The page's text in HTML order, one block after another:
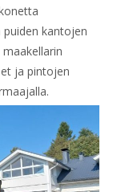
kantojen
ja pintojen